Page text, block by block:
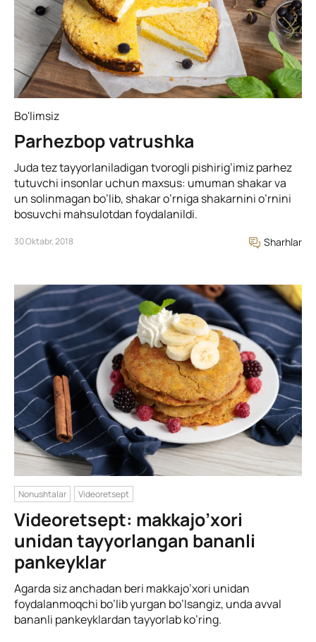
Bo'limsiz
Parhezbop vatrushka
Juda tez tayyorlaniladigan tvorogli pishirig’imiz parhez
tutuvchi insonlar uchun maxsus: umuman shakar va
un solinmagan bo’lib, shakar o’rniga shakarnini o’rnini
bosuvchi mahsulotdan foydalanildi.
30 Oktabr, 2018 Sharhlar
Nonushtalar Videoretsept
Videoretsept: makkajo’xori
unidan tayyorlangan bananli
pankeyklar
Agarda siz anchadan beri makkajo’xori unidan
foydalanmoqchi bo’lib yurgan bo’lsangiz, unda avval
bananli pankeyklardan tayyorlab ko’ring.